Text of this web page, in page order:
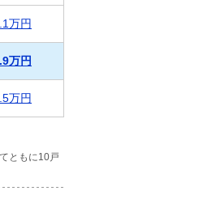
万円
万円
万円
ともに10戸